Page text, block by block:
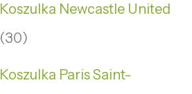
Koszulka Newcastle United
30
Koszulka Paris Saint-